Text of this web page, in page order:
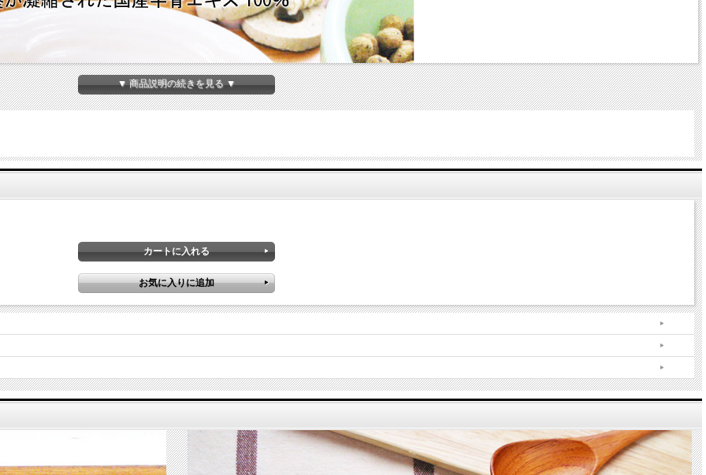
ワンコの何倍もの体重を植物だけで維持する「牛」の生命力。その体重を支える
大腿骨だけを集めてコトコトじっくり煮だした牛骨スープです。
純度100％の「牛骨エキス」を消化吸収しやすいようにパイナップル酵素で分解し、
保存料、着色料、香料などは一切使用していません。
▼ 商品説明の続きを見る ▼